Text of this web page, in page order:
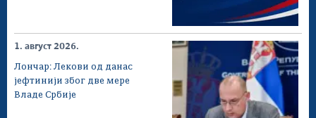
1. август 2026.
Лончар: Лекови од данас
јефтинији због две мере
Владе Србије